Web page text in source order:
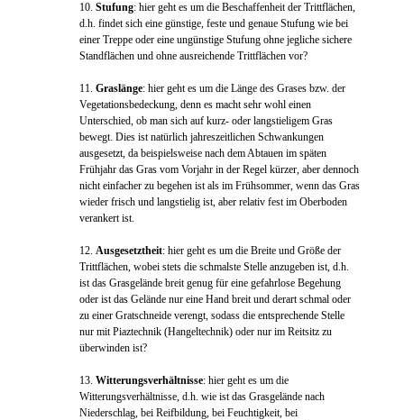
10. Stufung: hier geht es um die Beschaffenheit der Trittflächen,
d.h. findet sich eine günstige, feste und genaue Stufung wie bei
einer Treppe oder eine ungünstige Stufung ohne jegliche sichere
Standflächen und ohne ausreichende Trittflächen vor?
11. Graslänge: hier geht es um die Länge des Grases bzw. der
Vegetationsbedeckung, denn es macht sehr wohl einen
Unterschied, ob man sich auf kurz- oder langstieligem Gras
bewegt. Dies ist natürlich jahreszeitlichen Schwankungen
ausgesetzt, da beispielsweise nach dem Abtauen im späten
Frühjahr das Gras vom Vorjahr in der Regel kürzer, aber dennoch
nicht einfacher zu begehen ist als im Frühsommer, wenn das Gras
wieder frisch und langstielig ist, aber relativ fest im Oberboden
verankert ist.
12. Ausgesetztheit: hier geht es um die Breite und Größe der
Trittflächen, wobei stets die schmalste Stelle anzugeben ist, d.h.
ist das Grasgelände breit genug für eine gefahrlose Begehung
oder ist das Gelände nur eine Hand breit und derart schmal oder
zu einer Gratschneide verengt, sodass die entsprechende Stelle
nur mit Piaztechnik (Hangeltechnik) oder nur im Reitsitz zu
überwinden ist?
13. Witterungsverhältnisse: hier geht es um die
Witterungsverhältnisse, d.h. wie ist das Grasgelände nach
Niederschlag, bei Reifbildung, bei Feuchtigkeit, bei